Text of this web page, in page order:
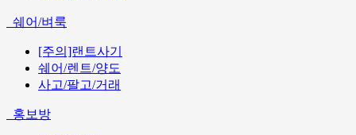
쉐어/벼룩
[주의]랜트사기
쉐어/렌트/양도
사고/팔고/거래
홍보방